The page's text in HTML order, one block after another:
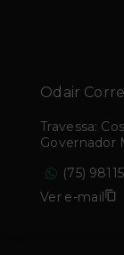
Odair
Travessa:
Governador
(75)
Ver e-mail